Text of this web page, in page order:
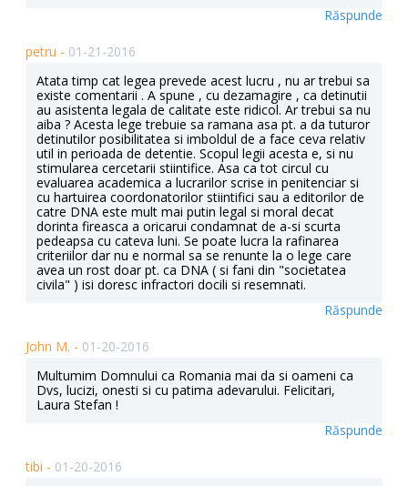
Răspunde
petru - 01-21-2016
Atata timp cat legea prevede acest lucru , nu ar trebui sa
existe comentarii . A spune , cu dezamagire , ca detinutii
au asistenta legala de calitate este ridicol. Ar trebui sa nu
aiba ? Acesta lege trebuie sa ramana asa pt. a da tuturor
detinutilor posibilitatea si imboldul de a face ceva relativ
util in perioada de detentie. Scopul legii acesta e, si nu
stimularea cercetarii stiintifice. Asa ca tot circul cu
evaluarea academica a lucrarilor scrise in penitenciar si
cu hartuirea coordonatorilor stiintifici sau a editorilor de
catre DNA este mult mai putin legal si moral decat
dorinta fireasca a oricarui condamnat de a-si scurta
pedeapsa cu cateva luni. Se poate lucra la rafinarea
criteriilor dar nu e normal sa se renunte la o lege care
avea un rost doar pt. ca DNA ( si fani din "societatea
civila" ) isi doresc infractori docili si resemnati.
Răspunde
John M. - 01-20-2016
Multumim Domnului ca Romania mai da si oameni ca
Dvs, lucizi, onesti si cu patima adevarului. Felicitari,
Laura Stefan !
Răspunde
tibi - 01-20-2016